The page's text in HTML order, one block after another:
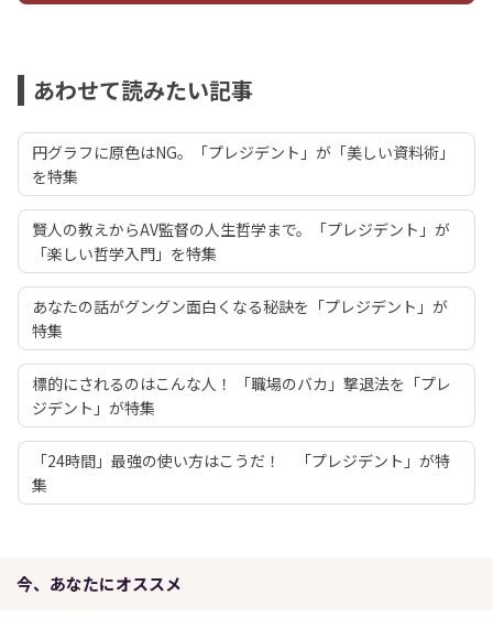
あわせて読みたい記事
円グラフに原色はNG。「プレジデント」が「美しい資料術」
を特集
賢人の教えからAV監督の人生哲学まで。「プレジデント」が
「楽しい哲学入門」を特集
あなたの話がグングン面白くなる秘訣を「プレジデント」が
特集
標的にされるのはこんな人！ 「職場のバカ」撃退法を「プレ
ジデント」が特集
「24時間」最強の使い方はこうだ！ 「プレジデント」が特
集
今、あなたにオススメ